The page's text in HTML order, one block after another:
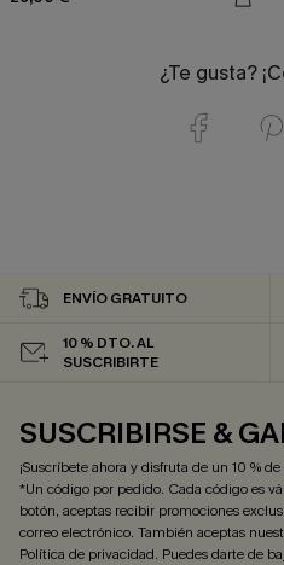
¿Te gusta?
ENVÍO GRATUITO
10 % DTO. AL
SUSCRIBIRTE
SUSCRIBIRSE &
¡Suscríbete ahora y disfruta de un 10 %
*Un código por pedido. Cada código es
botón, aceptas recibir promociones
correo electrónico. También aceptas
Política de privacidad. Puedes darte de